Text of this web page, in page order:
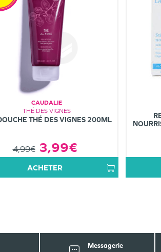
CAUDALIE
THÉ DES VIGNES
THÉ DES VIGNES 200ML
4,99€ 3,99€
ACHETER
Messagerie